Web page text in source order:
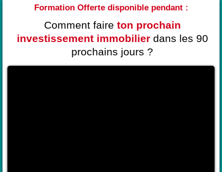
Formation Offerte disponible pendant :
Comment faire ton prochain
investissement immobilier dans les 90
prochains jours ?